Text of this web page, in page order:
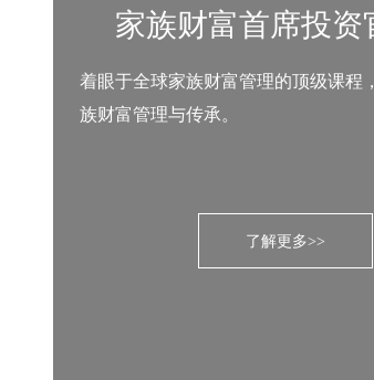
家族财富首席投资
着眼于全球家族财富管理的顶级课程
族财富管理与传承。
了解更多>>